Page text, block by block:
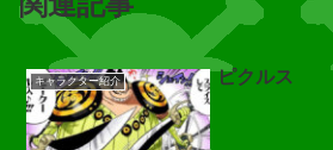
ウ
ア
ル
キャラクター紹介 ピクルス